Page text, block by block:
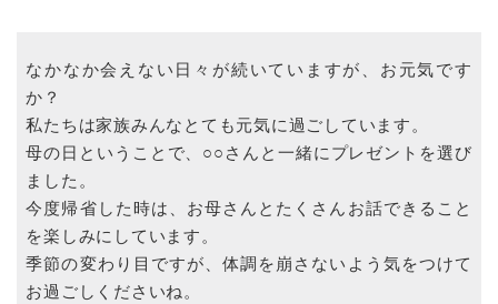
なかなか会えない日々が続いていますが、お元気です
か？
私たちは家族みんなとても元気に過ごしています。
母の日ということで、○○さんと一緒にプレゼントを選び
ました。
今度帰省した時は、お母さんとたくさんお話できること
を楽しみにしています。
季節の変わり目ですが、体調を崩さないよう気をつけて
お過ごしくださいね。